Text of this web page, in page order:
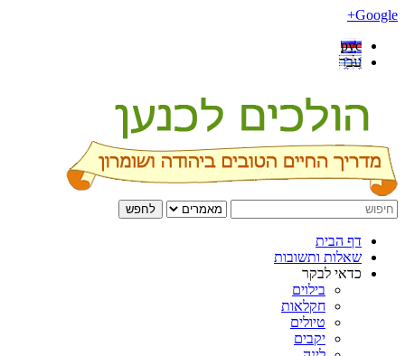
Google+
рус
עבר
לחפש
דף הבית
שאלות ותשובות
כדאי לבקר
בילוים
חקלאות
טיולים
יקבים